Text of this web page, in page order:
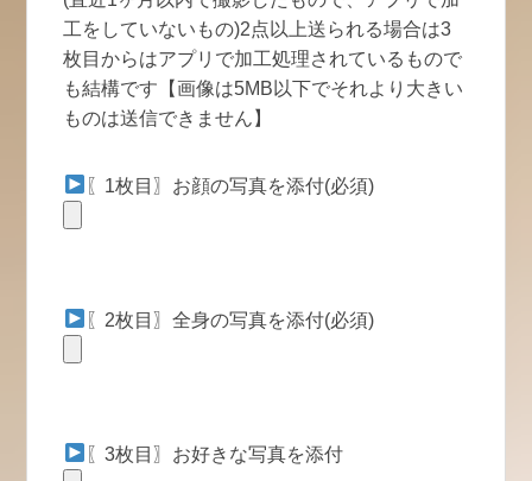
工をしていないもの)2点以上送られる場合は3
枚目からはアプリで加工処理されているもので
も結構です【画像は5MB以下でそれより大きい
ものは送信できません】
〖1枚目〗お顔の写真を添付(必須)
〖2枚目〗全身の写真を添付(必須)
〖3枚目〗お好きな写真を添付